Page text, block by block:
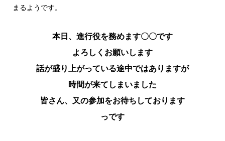
まるようです。
本日、進行役を務めます〇〇です
よろしくお願いします
話が盛り上がっている途中ではありますが
時間が来てしまいました
皆さん、又の参加をお待ちしております
っです